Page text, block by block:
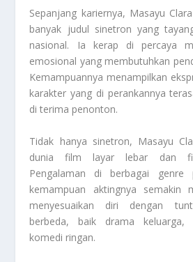
Sepanjang kariernya, Masayu
banyak judul sinetron yang
nasional. Ia kerap di percaya
emosional yang membutuhkan
Kemampuannya menampilkan
karakter yang di perankannya
di terima penonton.
Tidak hanya sinetron, Masayu
dunia film layar lebar dan
Pengalaman di berbagai genre
kemampuan aktingnya semakin
menyesuaikan diri dengan
berbeda, baik drama keluarga,
komedi ringan.